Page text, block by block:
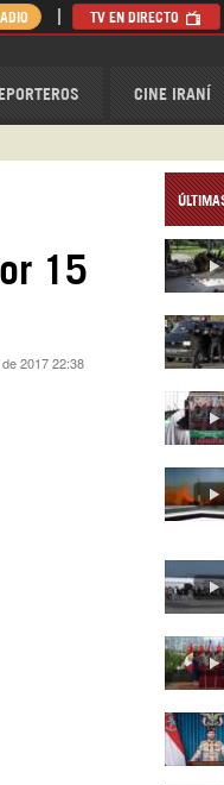
CINE IRANÍ
TV EN DIRECTO
15
2017 22:38